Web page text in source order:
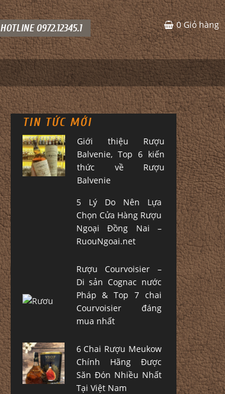
HOTLINE 0972.12345.1 0 Giỏ hàng
TIN TỨC MỚI
Giới thiệu Rượu
Balvenie, Top 6 kiến
thức về Rượu
Balvenie
5 Lý Do Nên Lựa
Chọn Cửa Hàng Rượu
Ngoại Đồng Nai –
RuouNgoai.net
Rượu Courvoisier –
Di sản Cognac nước
Pháp & Top 7 chai
Courvoisier đáng
mua nhất
6 Chai Rượu Meukow
Chính Hãng Được
Săn Đón Nhiều Nhất
Tại Việt Nam